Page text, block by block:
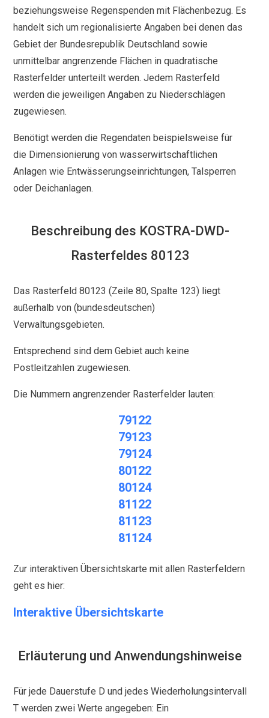
beziehungsweise Regenspenden mit Flächenbezug. Es
handelt sich um regionalisierte Angaben bei denen das
Gebiet der Bundesrepublik Deutschland sowie
unmittelbar angrenzende Flächen in quadratische
Rasterfelder unterteilt werden. Jedem Rasterfeld
werden die jeweiligen Angaben zu Niederschlägen
zugewiesen.
Benötigt werden die Regendaten beispielsweise für
die Dimensionierung von wasserwirtschaftlichen
Anlagen wie Entwässerungseinrichtungen, Talsperren
oder Deichanlagen.
Beschreibung des KOSTRA-DWD-
Rasterfeldes 80123
Das Rasterfeld 80123 (Zeile 80, Spalte 123) liegt
außerhalb von (bundesdeutschen)
Verwaltungsgebieten.
Entsprechend sind dem Gebiet auch keine
Postleitzahlen zugewiesen.
Die Nummern angrenzender Rasterfelder lauten:
79122
79123
79124
80122
80124
81122
81123
81124
Zur interaktiven Übersichtskarte mit allen Rasterfeldern
geht es hier:
Interaktive Übersichtskarte
Erläuterung und Anwendungshinweise
Für jede Dauerstufe D und jedes Wiederholungsintervall
T werden zwei Werte angegeben: Ein